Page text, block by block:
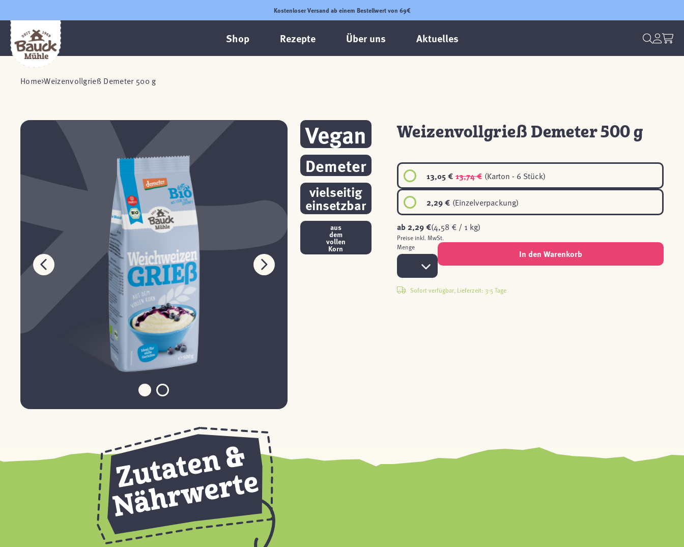
Kostenloser Versand ab einem Bestellwert von 69€
Shop Rezepte Über uns Aktuelles
Home Weizenvollgrieß Demeter 500 g
Vegan
Demeter
vielseitig
einsetzbar
aus
dem
vollen
Korn
Weizenvollgrieß Demeter 500 g
13,05 € 13,74 € (Karton - 6 Stück)
2,29 € (Einzelverpackung)
ab 2,29 €(4,58 € / 1 kg)
Preise inkl. MwSt.
Menge
In den Warenkorb
Sofort verfügbar, Lieferzeit: 3-5 Tage